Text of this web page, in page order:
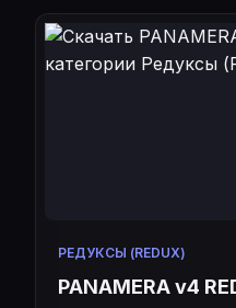
— графический пак,
комфортной игры на
РЕДУКСЫ (REDUX)
PANAMERA v4